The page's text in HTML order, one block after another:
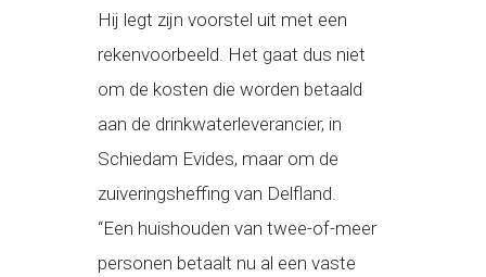
Hij legt zijn voorstel uit met een
rekenvoorbeeld. Het gaat dus niet
om de kosten die worden betaald
aan de drinkwaterleverancier, in
Schiedam Evides, maar om de
zuiveringsheffing van Delfland.
“Een huishouden van twee-of-meer
personen betaalt nu al een vaste